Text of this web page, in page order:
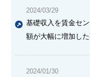
2024/03/29
基礎収入を賃金セ
額が大幅に増加した
2024/01/30